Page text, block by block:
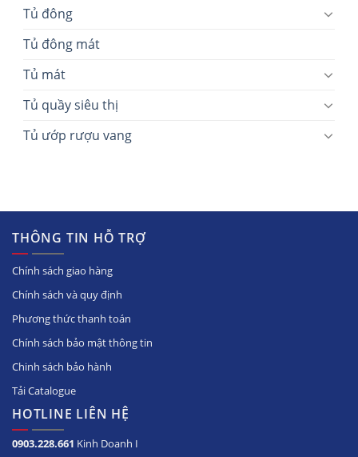
Tủ đông
Tủ đông mát
Tủ mát
Tủ quầy siêu thị
Tủ ướp rượu vang
THÔNG TIN HỖ TRỢ
Chính sách giao hàng
Chính sách và quy định
Phương thức thanh toán
Chính sách bảo mật thông tin
Chinh sách bảo hành
Tải Catalogue
HOTLINE LIÊN HỆ
0903.228.661 Kinh Doanh I